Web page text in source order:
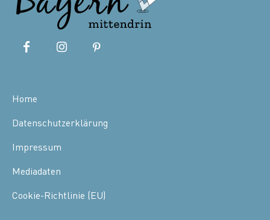
Home
Datenschutzerklärung
Impressum
Mediadaten
Cookie-Richtlinie (EU)